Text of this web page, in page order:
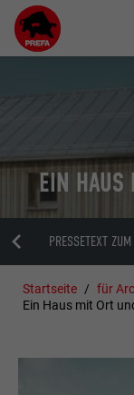
EIN HAUS
PRESSETEXT
Startseite für
Ein Haus mit Ort